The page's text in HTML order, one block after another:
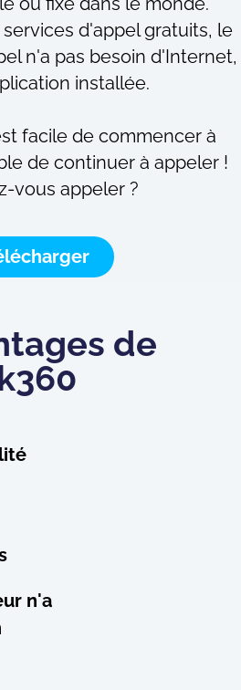
d'appel gratuits, le
n'a pas besoin d'Internet,
installée.
facile de commencer à
de continuer à appeler !
vous appeler ?
de
n'a